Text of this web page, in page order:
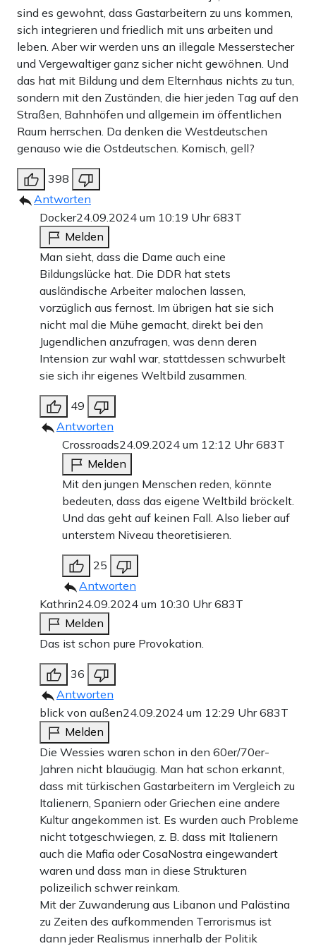
sind es gewohnt, dass Gastarbeitern zu uns kommen,
sich integrieren und friedlich mit uns arbeiten und
leben. Aber wir werden uns an illegale Messerstecher
und Vergewaltiger ganz sicher nicht gewöhnen. Und
das hat mit Bildung und dem Elternhaus nichts zu tun,
sondern mit den Zuständen, die hier jeden Tag auf den
Straßen, Bahnhöfen und allgemein im öffentlichen
Raum herrschen. Da denken die Westdeutschen
genauso wie die Ostdeutschen. Komisch, gell?
398
Antworten
Docker24.09.2024 um 10:19 Uhr683T
Melden
Man sieht, dass die Dame auch eine
Bildungslücke hat. Die DDR hat stets
ausländische Arbeiter malochen lassen,
vorzüglich aus fernost. Im übrigen hat sie sich
nicht mal die Mühe gemacht, direkt bei den
Jugendlichen anzufragen, was denn deren
Intension zur wahl war, stattdessen schwurbelt
sie sich ihr eigenes Weltbild zusammen.
49
Antworten
Crossroads24.09.2024 um 12:12 Uhr683T
Melden
Mit den jungen Menschen reden, könnte
bedeuten, dass das eigene Weltbild bröckelt.
Und das geht auf keinen Fall. Also lieber auf
unterstem Niveau theoretisieren.
25
Antworten
Kathrin24.09.2024 um 10:30 Uhr683T
Melden
Das ist schon pure Provokation.
36
Antworten
blick von außen24.09.2024 um 12:29 Uhr683T
Melden
Die Wessies waren schon in den 60er/70er-
Jahren nicht blauäugig. Man hat schon erkannt,
dass mit türkischen Gastarbeitern im Vergleich zu
Italienern, Spaniern oder Griechen eine andere
Kultur angekommen ist. Es wurden auch Probleme
nicht totgeschwiegen, z. B. dass mit Italienern
auch die Mafia oder CosaNostra eingewandert
waren und dass man in diese Strukturen
polizeilich schwer reinkam.
Mit der Zuwanderung aus Libanon und Palästina
zu Zeiten des aufkommenden Terrorismus ist
dann jeder Realismus innerhalb der Politik